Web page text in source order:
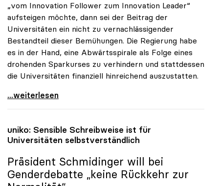
„vom Innovation Follower zum Innovation Leader“
aufsteigen möchte, dann sei der Beitrag der
Universitäten ein nicht zu vernachlässigender
Bestandteil dieser Bemühungen. Die Regierung habe
es in der Hand, eine Abwärtsspirale als Folge eines
drohenden Sparkurses zu verhindern und stattdessen
die Universitäten finanziell hinreichend auszustatten.
uniko-Appell an Politik: „Die Universitäten nicht
...weiterlesen
uniko: Sensible Schreibweise ist für
Universitäten selbstverständlich
Präsident Schmidinger will bei
Genderdebatte „keine Rückkehr zur